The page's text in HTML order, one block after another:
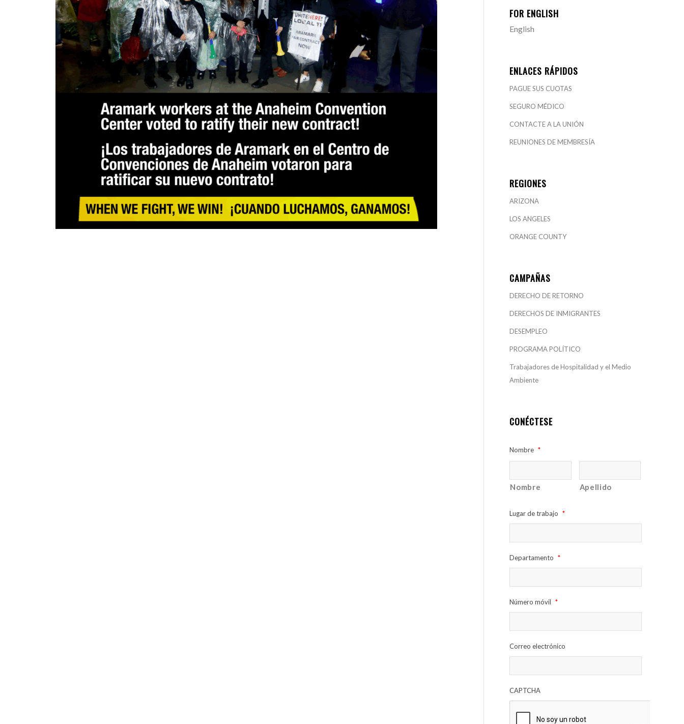
FOR ENGLISH
English
ENLACES RÁPIDOS
PAGUE SUS CUOTAS
SEGURO MÉDICO
CONTACTE A LA UNIÓN
REUNIONES DE MEMBRESÍA
REGIONES
ARIZONA
LOS ANGELES
ORANGE COUNTY
CAMPAÑAS
DERECHO DE RETORNO
DERECHOS DE INMIGRANTES
DESEMPLEO
PROGRAMA POLÍTICO
Trabajadores de Hospitalidad y el Medio
Ambiente
CONÉCTESE
Nombre *
Nombre Apellido
Lugar de trabajo *
Departamento *
Número móvil *
Correo electrónico
CAPTCHA